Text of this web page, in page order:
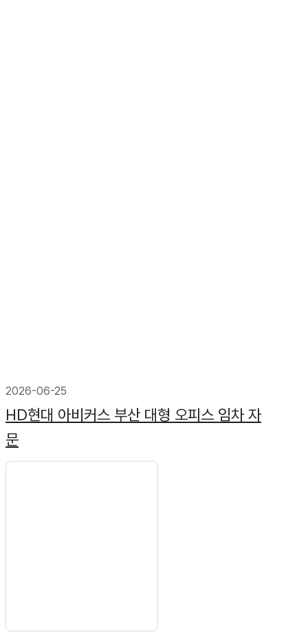
2026-06-25
HD현대 아비커스 부산 대형 오피스 임차 자
문